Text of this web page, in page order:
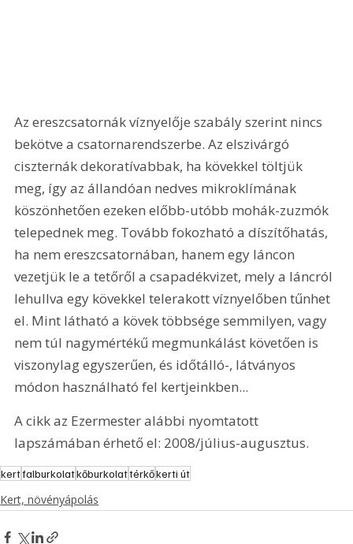
Az ereszcsatornák víznyelője szabály szerint nincs
bekötve a csatornarendszerbe. Az elszivárgó
ciszternák dekoratívabbak, ha kövekkel töltjük
meg, így az állandóan nedves mikroklímának
köszönhetően ezeken előbb-utóbb mohák-zuzmók
telepednek meg. Tovább fokozható a díszítőhatás,
ha nem ereszcsatornában, hanem egy láncon
vezetjük le a tetőről a csapadékvizet, mely a láncról
lehullva egy kövekkel telerakott víznyelőben tűnhet
el. Mint látható a kövek többsége semmilyen, vagy
nem túl nagymértékű megmunkálást követően is
viszonylag egyszerűen, és időtálló-, látványos
módon használható fel kertjeinkben...
A cikk az Ezermester alábbi nyomtatott
lapszámában érhető el: 2008/július-augusztus.
kertfalburkolatkőburkolattérkőkerti út
Kert, növényápolás